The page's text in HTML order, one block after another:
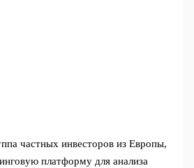
частных инвесторов из Европы,
платформу для анализа